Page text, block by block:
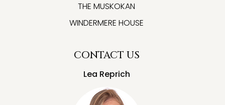
THE MUSKOKAN
WINDERMERE HOUSE
CONTACT US
Lea Reprich